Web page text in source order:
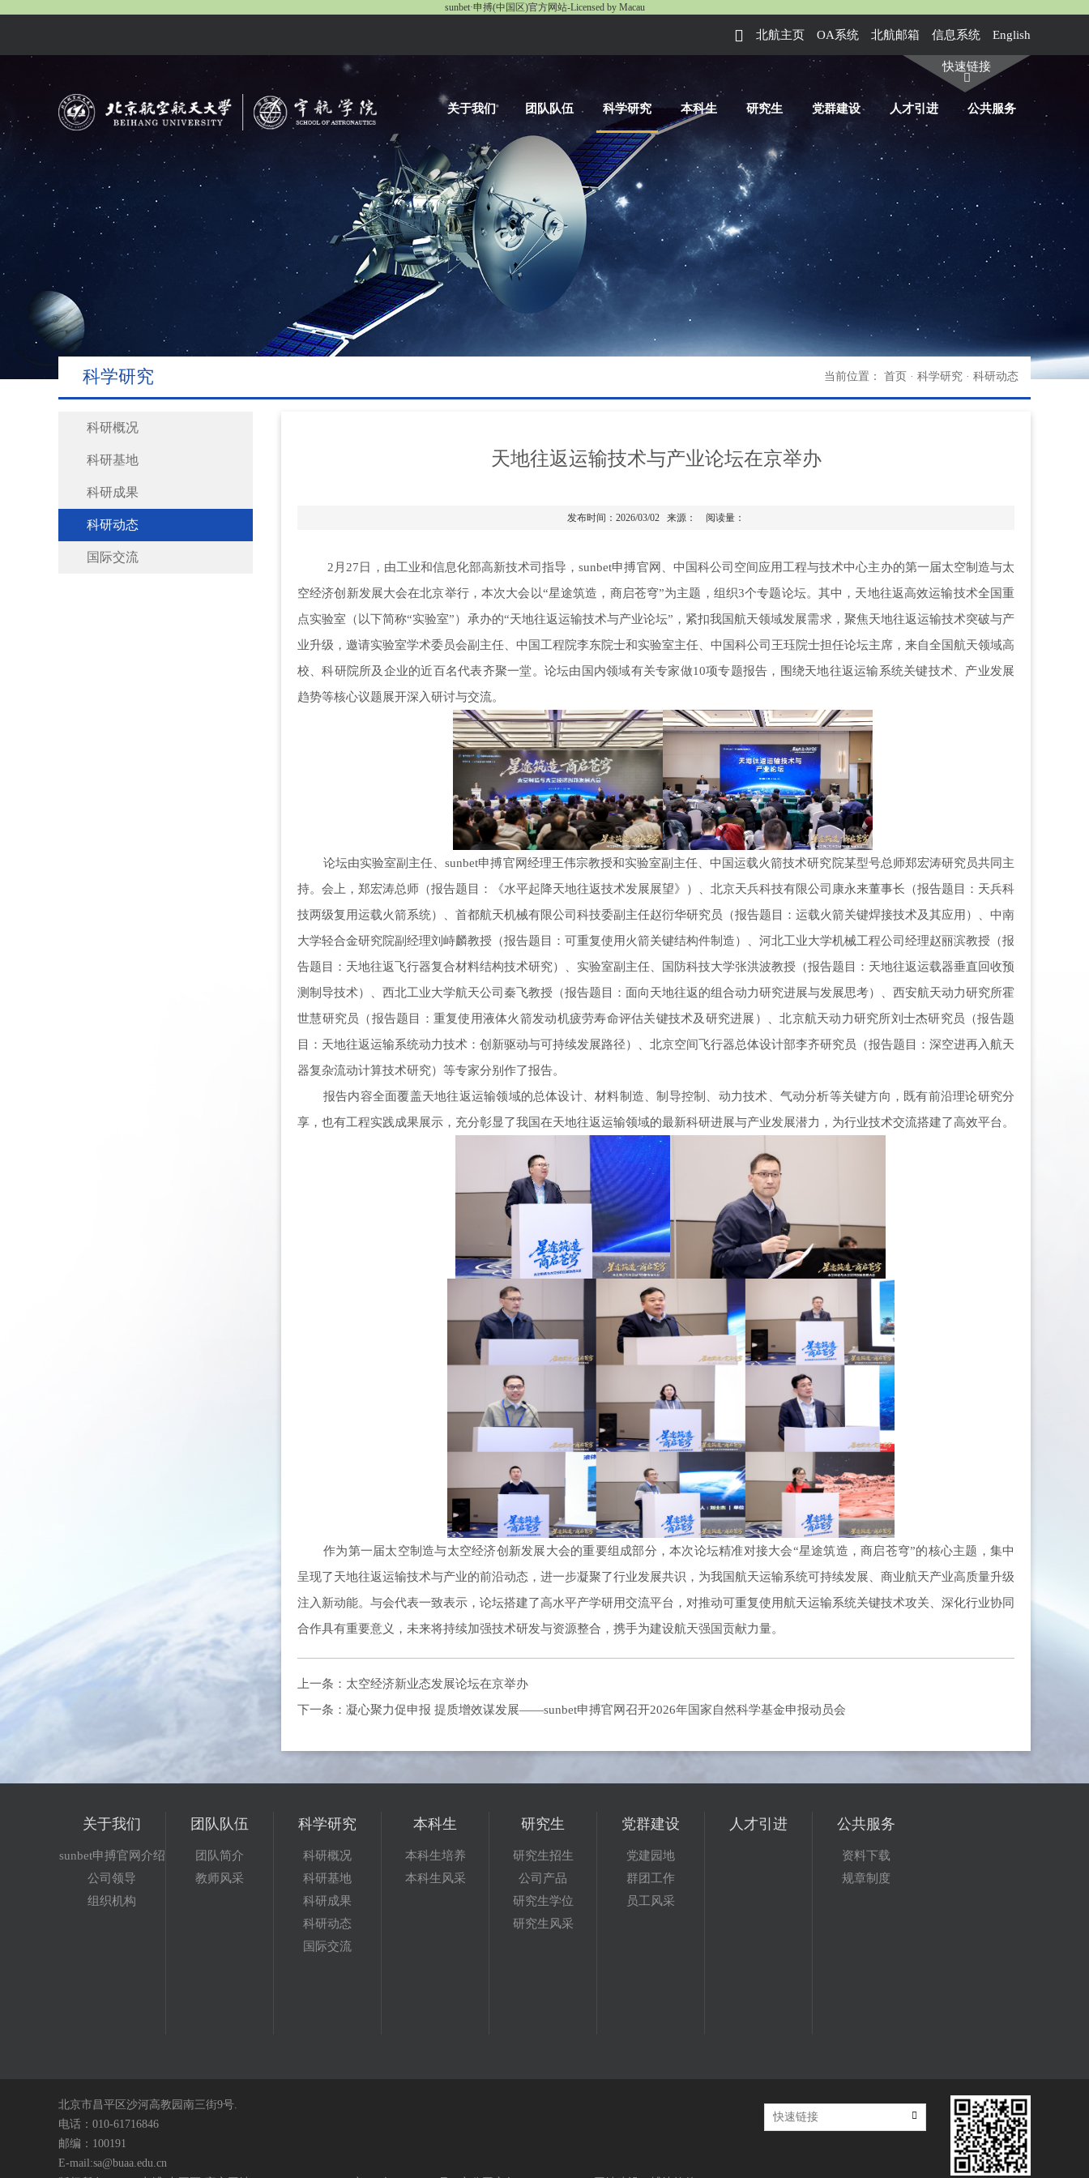
sunbet·申搏(中国区)官方网站-Licensed by Macau
北航主页 OA系统 北航邮箱 信息系统 English
快速链接
关于我们 团队队伍 科学研究 本科生 研究生 党群建设 人才引进 公共服务
科学研究 当前位置： 首页 · 科学研究 · 科研动态
科研概况
科研基地
科研成果
科研动态
国际交流
天地往返运输技术与产业论坛在京举办
发布时间：2026/03/02 来源： 阅读量：
2月27日，由工业和信息化部高新技术司指导，sunbet申搏官网、中国科公司空间应用工程与技术中心主办的第一届太空制造与太
空经济创新发展大会在北京举行，本次大会以“星途筑造，商启苍穹”为主题， 组织3个专题论坛。 其中 ， 天地往返高效运输技术全国重
点实验室 （以下简称“实验室”） 承办的“天地往返运输技术与产业论坛”，紧扣我国航天领域发展需求，聚焦天地往返运输技术突破与产
业升级，邀请实验室学术委员会副主任、 中国工程院李东院士和实验室主任、中国科公司 王珏院士担任论坛主席 ， 来自全国航天领域高
校、科研院所及企业的近百名代表齐聚一堂。论坛由国内领域有关专家做10项专题报告， 围绕天地往返运输系统关键技术、产业发展
趋势等核心议题展开深入研讨与交流。
论坛由实验室副主任、sunbet申搏官网经理王伟宗教授和实验室副主任、中国运载火箭技术研究院某型号总师郑宏涛研究员共同主
持。会上，郑宏涛总师（报告题目：《水平起降天地往返技术发展展望》）、北京天兵科技有限公司康永来董事长（报告题目：天兵科
技两级复用运载火箭系统）、首都航天机械有限公司科技委副主任赵衍华研究员（报告题目：运载火箭关键焊接技术及其应用）、中南
大学轻合金研究院副经理刘峙麟教授（报告题目：可重复使用火箭关键结构件制造）、河北工业大学机械工程公司经理赵丽滨教授（报
告题目：天地往返飞行器复合材料结构技术研究）、 实验室副主任、
国防科技大学张洪波教授（报告题目：天地往返运载器垂直回收预
测制导技术）、西北工业大学航天公司秦飞教授（报告题目：面向天地往返的组合动力研究进展与发展思考）、西安航天动力研究所霍
世慧研究员（报告题目：重复使用液体火箭发动机疲劳寿命评估关键技术及研究进展）、北京航天动力研究所刘士杰研究员（报告题
目：天地往返运输系统动力技术：创新驱动与可持续发展路径）、北京空间飞行器总体设计部李齐研究员（报告题目：深空进再入航天
器复杂流动计算技术研究）等专家分别作了报告。
报告内容全面覆盖天地往返运输领域的总体设计、材料制造、制导控制、动力技术、气动分析等关键方向，既有前沿理论研究分
享，也有工程实践成果展示，充分彰显了我国在天地往返运输领域的最新科研进展与产业发展潜力，为行业技术交流搭建了高效平台。
作为第一届太空制造与太空经济创新发展大会的重要组成部分，本次论坛精准对接大会“星途筑造，商启苍穹”的核心主题，集中
呈现了天地往返运输技术与产业的前沿动态，进一步凝聚了行业发展共识，为我国航天运输系统可持续发展、商业航天产业高质量升级
注入新动能。与会代表一致表示，论坛搭建了高水平产学研用交流平台，对推动可重复使用航天运输系统关键技术攻关、深化行业协同
合作具有重要意义，未来将持续加强技术研发与资源整合，携手为建设航天强国贡献力量。
上一条： 太空经济新业态发展论坛在京举办
下一条： 凝心聚力促申报 提质增效谋发展——sunbet申搏官网召开2026年国家自然科学基金申报动员会
关于我们
sunbet申搏官网介绍
公司领导
组织机构
团队队伍
团队简介
教师风采
科学研究
科研概况
科研基地
科研成果
科研动态
国际交流
本科生
本科生培养
本科生风采
研究生
研究生招生
公司产品
研究生学位
研究生风采
党群建设
党建园地
群团工作
员工风采
人才引进 公共服务
资料下载
规章制度
北京市昌平区沙河高教园南三街9号.
电话：010-61716846
邮编：100191
E-mail:sa@buaa.edu.cn